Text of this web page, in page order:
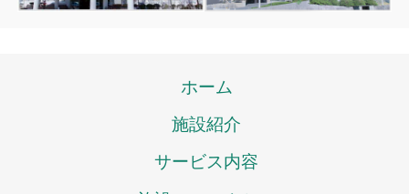
ホーム
施設紹介
サービス内容